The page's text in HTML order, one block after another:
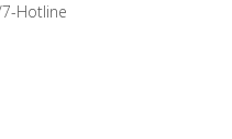
Hotline